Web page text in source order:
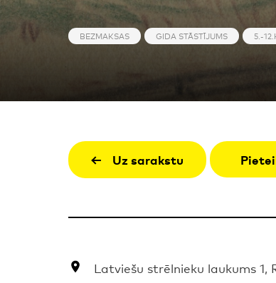
BEZMAKSAS GIDA STĀSTĪJUMS 5.-
Uz sarakstu
Latviešu strēlnieku laukums 1,